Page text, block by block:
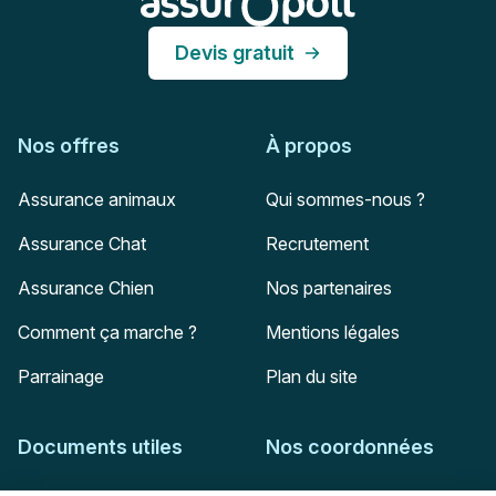
Devis gratuit
Nos offres
Assurance animaux
Assurance Chat
Assurance Chien
Comment ça marche ?
Parrainage
À propos
Qui sommes-nous ?
Recrutement
Nos partenaires
Mentions légales
Plan du site
Documents utiles Nos coordonnées